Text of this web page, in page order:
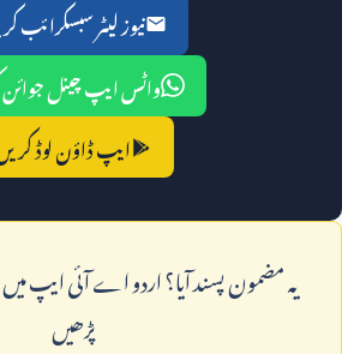
نیوز لیٹر سبسکرائب
واٹس ایپ چینل
ایپ ڈاؤن لوڈ
يہ مضمون پسند آيا؟ اردو اے آئی ايپ
پڑھيں